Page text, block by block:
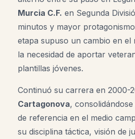
Murcia C.F. en Segunda
minutos y mayor
etapa supuso un cambio en el
la necesidad de aportar
plantillas jóvenes.
Continuó su carrera en 2000-
Cartagonova,
de referencia en el medio
su disciplina táctica, visión de